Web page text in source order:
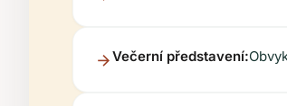
Večerní představení: